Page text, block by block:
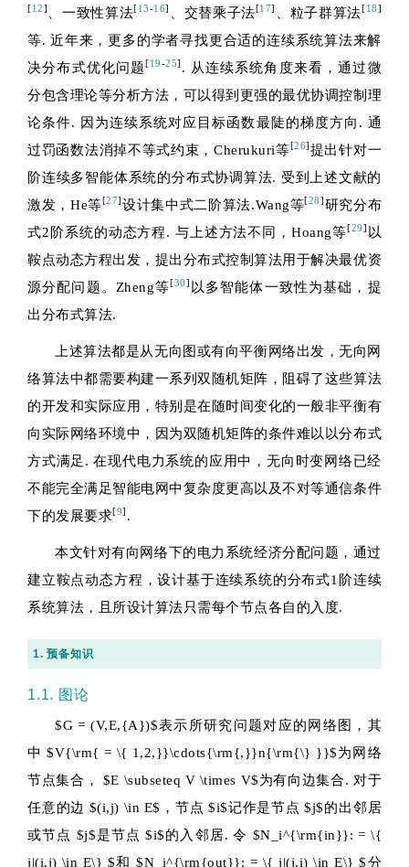
[12] 、一致性算法[13-16] 、交替乘子法[17] 、粒子群算法[18]
等. 近年来，更多的学者寻找更合适的连续系统算法来解
决分布式优化问题[19-25] . 从连续系统角度来看，通过微
分包含理论等分析方法，可以得到更强的最优协调控制理
论条件. 因为连续系统对应目标函数最陡的梯度方向. 通
过罚函数法消掉不等式约束，Cherukuri等[26]提出针对一
阶连续多智能体系统的分布式协调算法. 受到上述文献的
激发，He等[27]设计集中式二阶算法.Wang等[28]研究分布
式2阶系统的动态方程. 与上述方法不同，Hoang等[29] 以
鞍点动态方程出发，提出分布式控制算法用于解决最优资
源分配问题。Zheng等[30] 以多智能体一致性为基础，提
出分布式算法.
上述算法都是从无向图或有向平衡网络出发，无向网
络算法中都需要构建一系列双随机矩阵，阻碍了这些算法
的开发和实际应用，特别是在随时间变化的一般非平衡有
向实际网络环境中，因为双随机矩阵的条件难以以分布式
方式满足. 在现代电力系统的应用中，无向时变网络已经
不能完全满足智能电网中复杂度更高以及不对等通信条件
下的发展要求[9] .
本文针对有向网络下的电力系统经济分配问题，通过
建立鞍点动态方程，设计基于连续系统的分布式1阶连续
系统算法，且所设计算法只需每个节点各自的入度.
1. 预备知识
1.1. 图论
$G = (V,E,{A})$表示所研究问题对应的网络图，其
中$V{\rm{ = \{ 1,2,}}\cdots{\rm{,}}n{\rm{\} }}$为网络
节点集合， $E \subseteq V \times V$为有向边集合. 对于
任意的边 $(i,j) \in E$ ，节点$i$记作是节点$j$的出邻居
或节点 $j$是节点$i$的入邻居. 令 $N_i^{\rm{in}}: = \{
j|(i,j) \in E\} $和$N_i^{\rm{out}}: = \{ j|(j,i) \in E\} $分